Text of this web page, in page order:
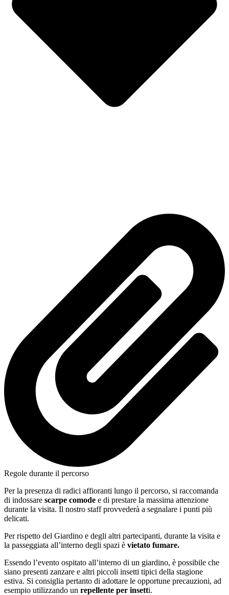
Regole durante il percorso
Per la presenza di radici affioranti lungo il percorso, si raccomanda
di indossare scarpe comode e di prestare la massima attenzione
durante la visita. Il nostro staff provvederà a segnalare i punti più
delicati.
Per rispetto del Giardino e degli altri partecipanti, durante la visita e
la passeggiata all’interno degli spazi è vietato fumare.
Essendo l’evento ospitato all’interno di un giardino, è possibile che
siano presenti zanzare e altri piccoli insetti tipici della stagione
estiva. Si consiglia pertanto di adottare le opportune precauzioni, ad
esempio utilizzando un repellente per insetti.